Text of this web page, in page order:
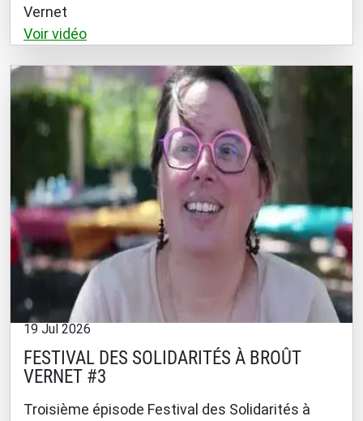
Vernet
Voir vidéo
19 Jul 2026
FESTIVAL DES SOLIDARITÉS À BROÛT
VERNET #3
Troisième épisode Festival des Solidarités à